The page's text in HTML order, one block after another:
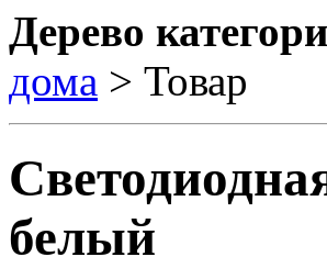
Дерево
дома > Товар
белый